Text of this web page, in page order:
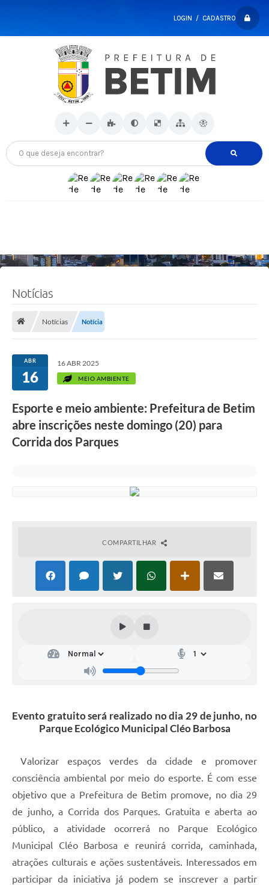
LOGIN / CADASTRO
O que deseja encontrar?
Notícias
Notícias Notícia
ABR
16
16 ABR 2025
MEIO AMBIENTE
Esporte e meio ambiente: Prefeitura de Betim
abre inscrições neste domingo (20) para
Corrida dos Parques
COMPARTILHAR
Evento gratuito será realizado no dia 29 de junho, no
Parque Ecológico Municipal Cléo Barbosa
Valorizar espaços verdes da cidade e promover
consciência ambiental por meio do esporte. É com esse
objetivo que a Prefeitura de Betim promove, no dia 29
de junho, a Corrida dos Parques. Gratuita e aberta ao
público, a atividade ocorrerá no Parque Ecológico
Municipal Cléo Barbosa e reunirá corrida, caminhada,
atrações culturais e ações sustentáveis. Interessados em
participar da iniciativa já podem se inscrever a partir